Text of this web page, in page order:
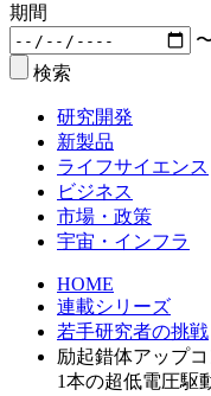
期間
検索
研究開発
新製品
ライフサイエンス
ビジネス
市場・政策
宇宙・インフラ
HOME
連載シリーズ
若手研究者の挑戦
励起錯体アップ
1本の超低電圧駆